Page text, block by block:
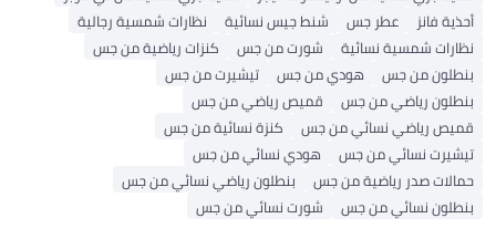
أحذية فانز
عطر جس شنط جيس نسائية
نظارات شمسية رجالية
نظارات شمسية نسائية
شورت من جس
كنزات رياضية من جس
بنطلون من جس
هودي من جس
تيشيرت من جس
بنطلون رياضي من جس
قميص رياضي من جس
قميص رياضي نسائي من جس
كنزة نسائية من جس
تيشيرت نسائي من جس
هودي نسائي من جس
حمالات صدر رياضية من جس
بنطلون رياضي نسائي من جس
بنطلون نسائي من جس
شورت نسائي من جس